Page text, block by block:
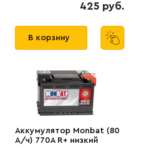
425 руб.
В корзину
Аккумулятор Monbat (80
А/ч) 770A R+ низкий